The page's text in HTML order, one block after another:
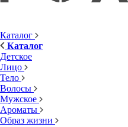
Каталог
Каталог
Детское
Лицо
Тело
Волосы
Мужское
Ароматы
Образ жизни